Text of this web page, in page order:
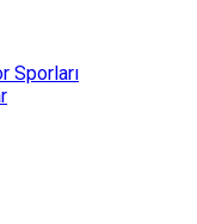
Sporları